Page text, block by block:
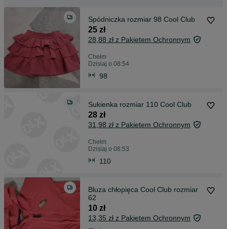
Spódniczka rozmiar 98 Cool Club
25 zł
28,88 zł z Pakietem Ochronnym
Chełm
Dzisiaj o 08:54
98
Sukienka rozmiar 110 Cool Club
28 zł
31,98 zł z Pakietem Ochronnym
Chełm
Dzisiaj o 08:53
110
Bluza chłopięca Cool Club rozmiar
62
10 zł
13,35 zł z Pakietem Ochronnym